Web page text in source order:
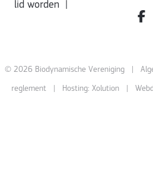
lid worden
© 2026 Biodynamische Vereniging |
reglement| Hosting: Xolution|